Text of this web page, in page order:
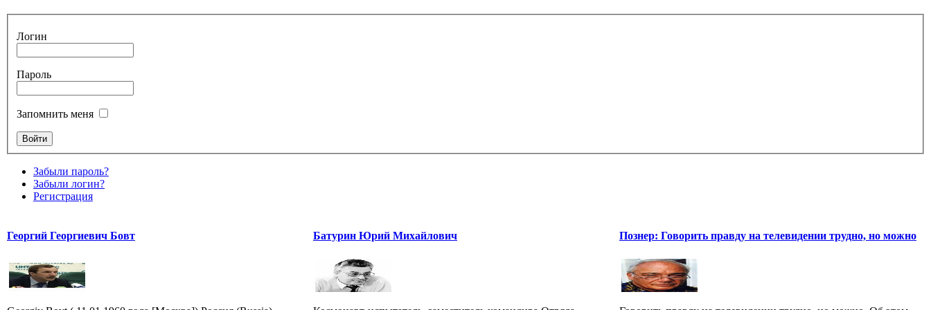
Логин
Пароль
Запомнить меня
Забыли пароль?
Забыли логин?
Регистрация
Георгий Георгиевич Бовт Батурин Юрий Михайлович Познер: Говорить правду на телевидении трудно, но можно